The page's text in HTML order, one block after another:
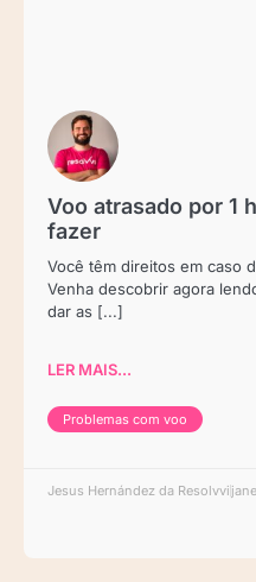
Voo atrasado por 1
fazer
Você têm direitos em caso
Venha descobrir agora
dar as [...]
LER MAIS...
Problemas com voo
Jesus Hernández da Resolvvi